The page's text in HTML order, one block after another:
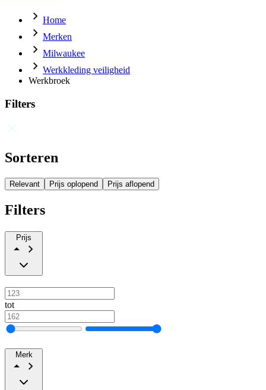
Home
Merken
Milwaukee
Werkkleding veiligheid
Werkbroek
Filters
Sorteren
Relevant Prijs oplopend Prijs aflopend
Filters
Prijs
tot
Merk